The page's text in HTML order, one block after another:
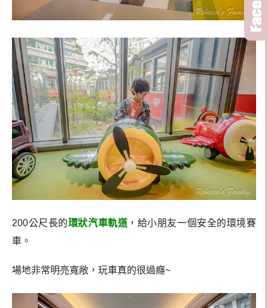
200公尺長的環狀汽車軌道 ，給小朋友一個安全的環境賽
車。
場地非常明亮寬敞，玩車真的很過癮~